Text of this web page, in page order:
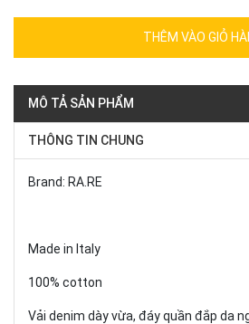
THÊM VÀO GIỎ
MÔ TẢ SẢN PHẨM
THÔNG TIN CHUNG
Brand: RA.RE
Made in Italy
100% cotton
Vải denim dày vừa, đáy quần đắp da